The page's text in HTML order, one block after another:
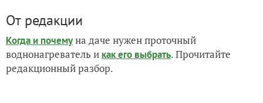
От редакции
Когда и почемуна даче нужен проточный
воднонагреватель и как его выбрать. Прочитайте
редакционный разбор.